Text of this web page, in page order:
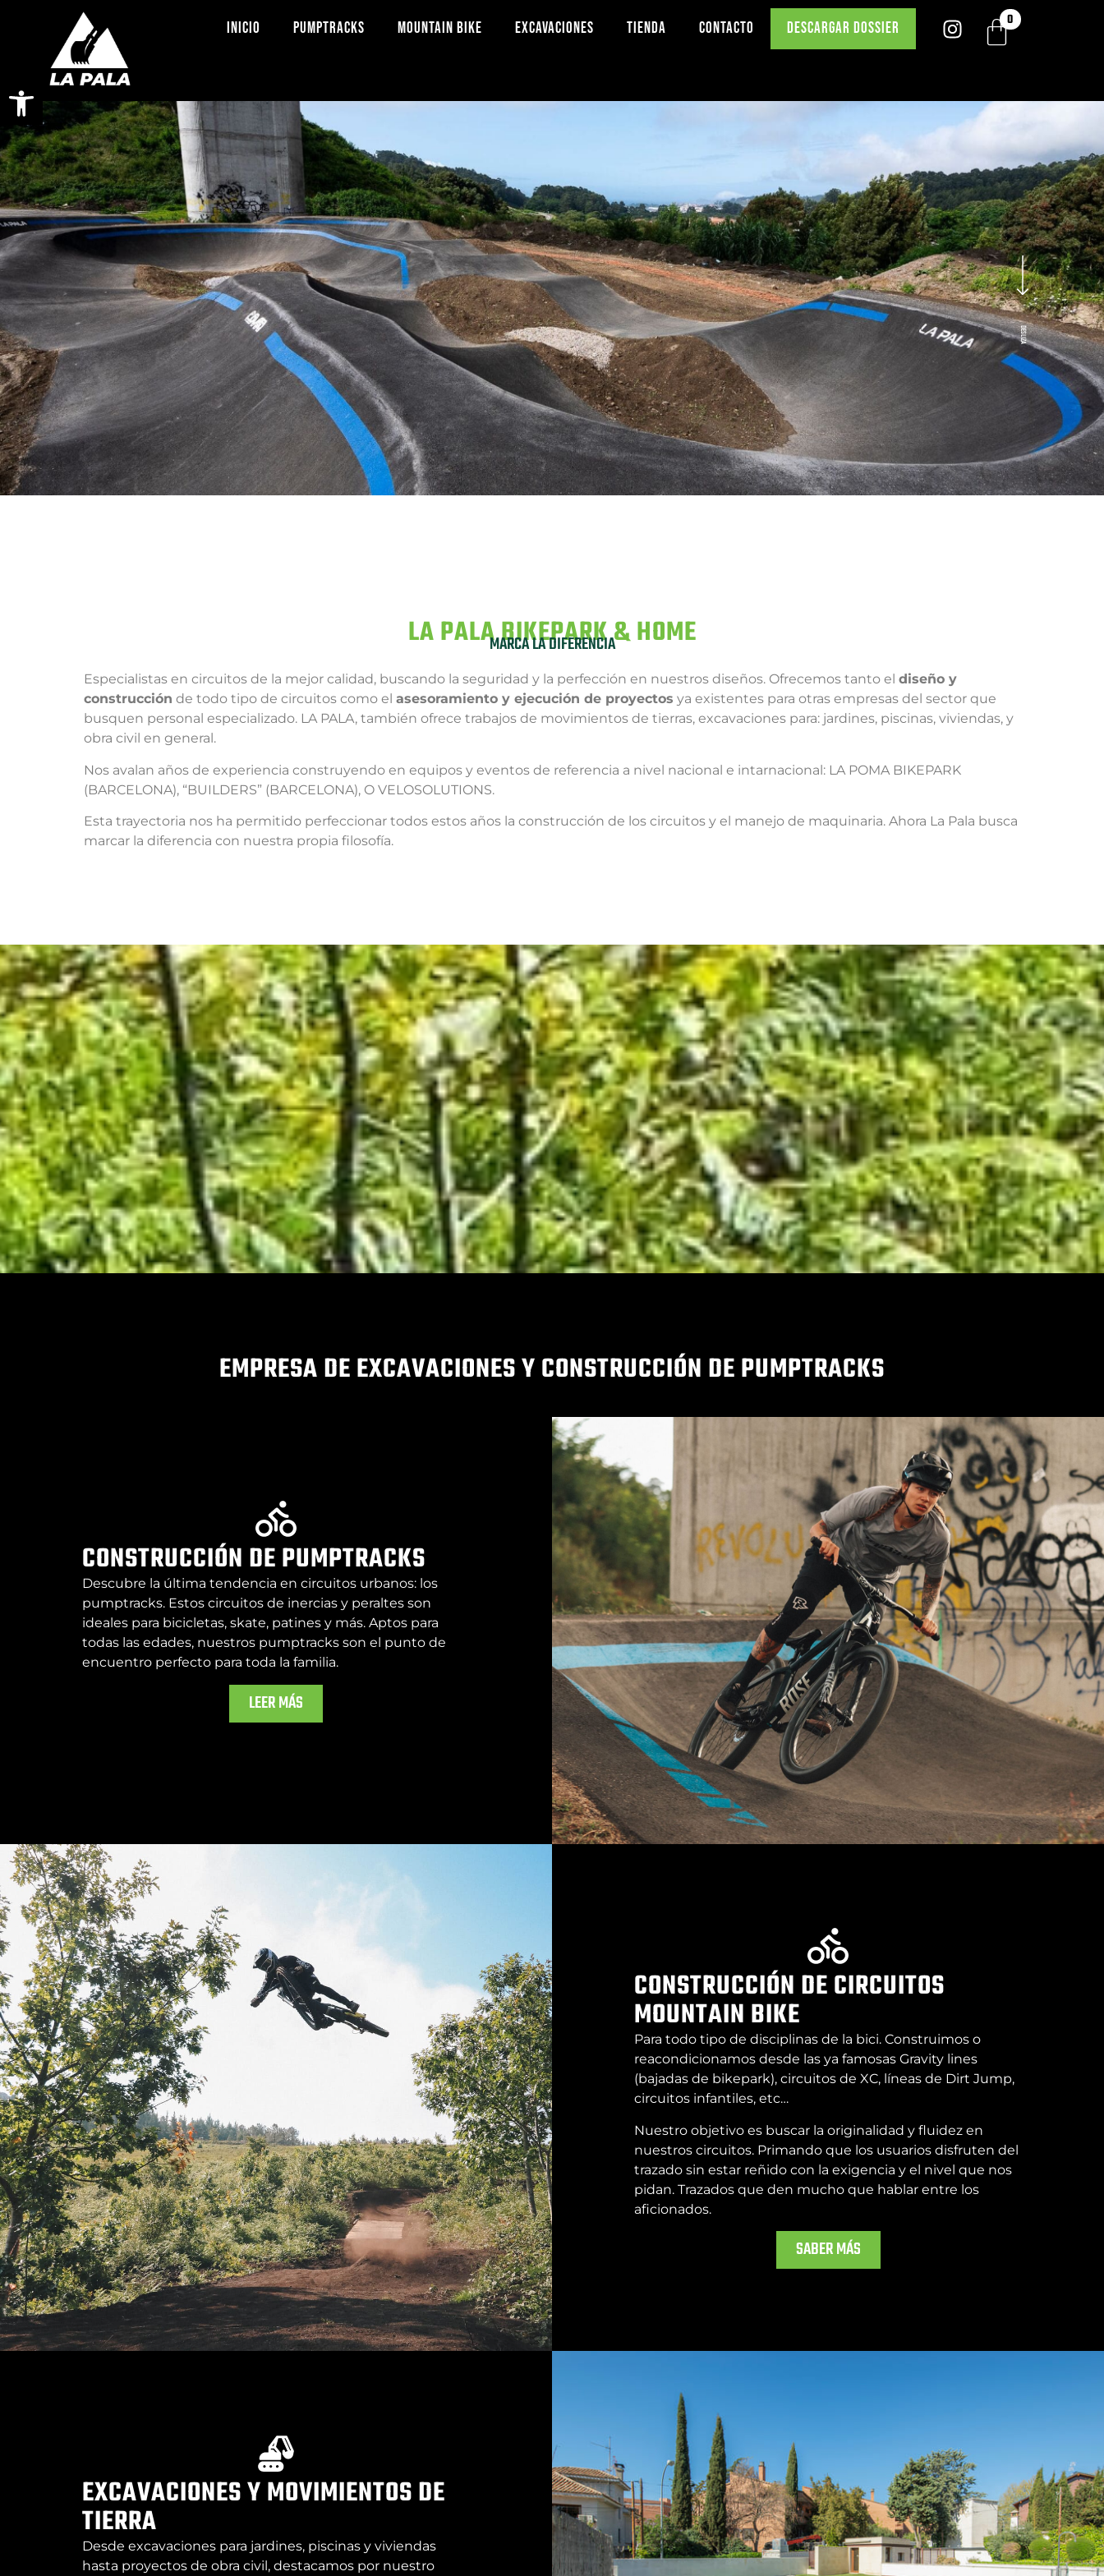
Abrir barra de herramientas
INICIO PUMPTRACKS MOUNTAIN BIKE EXCAVACIONES TIENDA CONTACTO DESCARGAR DOSSIER
DESLIZA
LA PALA BIKEPARK & HOME
MARCA LA DIFERENCIA
Especialistas en circuitos de la mejor calidad, buscando la seguridad y la perfección en nuestros diseños. Ofrecemos tanto el diseño y
construcción de todo tipo de circuitos como el asesoramiento y ejecución de proyectos ya existentes para otras empresas del sector que
busquen personal especializado. LA PALA, también ofrece trabajos de movimientos de tierras, excavaciones para: jardines, piscinas, viviendas, y
obra civil en general.
Nos avalan años de experiencia construyendo en equipos y eventos de referencia a nivel nacional e intarnacional: LA POMA BIKEPARK
(BARCELONA), “BUILDERS” (BARCELONA), O VELOSOLUTIONS.
Esta trayectoria nos ha permitido perfeccionar todos estos años la construcción de los circuitos y el manejo de maquinaria. Ahora La Pala busca
marcar la diferencia con nuestra propia filosofía.
EMPRESA DE EXCAVACIONES Y CONSTRUCCIÓN DE PUMPTRACKS
CONSTRUCCIÓN DE PUMPTRACKS
Descubre la última tendencia en circuitos urbanos: los
pumptracks. Estos circuitos de inercias y peraltes son
ideales para bicicletas, skate, patines y más. Aptos para
todas las edades, nuestros pumptracks son el punto de
encuentro perfecto para toda la familia.
LEER MÁS
CONSTRUCCIÓN DE CIRCUITOS
MOUNTAIN BIKE
Para todo tipo de disciplinas de la bici. Construimos o
reacondicionamos desde las ya famosas Gravity lines
(bajadas de bikepark), circuitos de XC, líneas de Dirt Jump,
circuitos infantiles, etc…
Nuestro objetivo es buscar la originalidad y fluidez en
nuestros circuitos. Primando que los usuarios disfruten del
trazado sin estar reñido con la exigencia y el nivel que nos
pidan. Trazados que den mucho que hablar entre los
aficionados.
SABER MÁS
EXCAVACIONES Y MOVIMIENTOS DE
TIERRA
Desde excavaciones para jardines, piscinas y viviendas
hasta proyectos de obra civil, destacamos por nuestro